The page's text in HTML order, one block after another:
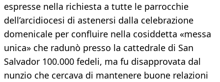
espresse nella richiesta a tutte le parrocchie
dell’arcidiocesi di astenersi dalla celebrazione
domenicale per confluire nella cosiddetta «messa
unica» che radunò presso la cattedrale di San
Salvador 100.000 fedeli, ma fu disapprovata dal
nunzio che cercava di mantenere buone relazioni